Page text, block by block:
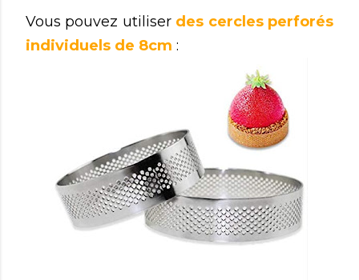
Vous pouvez utiliser des cercles perforés
individuels de 8cm :